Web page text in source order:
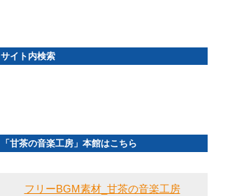
サイト内検索
「甘茶の音楽工房」本館はこちら
フリーBGM素材_甘茶の音楽工房